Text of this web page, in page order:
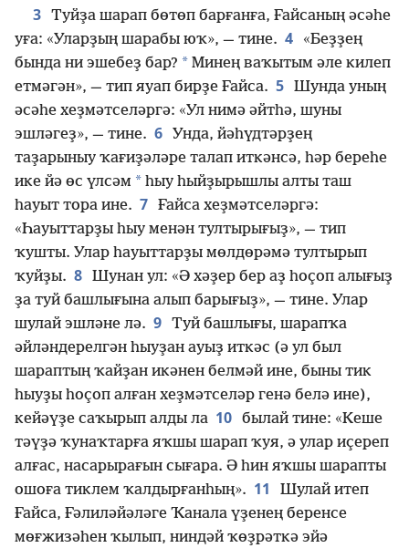
3 Туйҙа шарап бөтөп барғанға, Ғайсаның әсәһе
уға: «Уларҙың шарабы юҡ», — тине. 4
«Беҙҙең
бында ни эшебеҙ бар? * Минең ваҡытым әле килеп
етмәгән», — тип яуап бирҙе Ғайса. 5 Шунда уның
әсәһе хеҙмәтселәргә: «Ул нимә әйтһә, шуны
эшләгеҙ», — тине. 6
Унда, йәһүдтәрҙең
таҙарыныу ҡағиҙәләре талап иткәнсә, һәр береһе
ике йә өс үлсәм * һыу һыйҙырышлы алты таш
һауыт тора ине. 7 Ғайса хеҙмәтселәргә:
«Һауыттарҙы һыу менән тултырығыҙ», — тип
ҡушты. Улар һауыттарҙы мөлдөрәмә тултырып
ҡуйҙы. 8 Шунан ул: «Ә хәҙер бер аҙ һоҫоп алығыҙ
ҙа туй башлығына алып барығыҙ», — тине. Улар
шулай эшләне лә. 9 Туй башлығы, шарапҡа
әйләндерелгән һыуҙан ауыҙ иткәс (ә ул был
шараптың ҡайҙан икәнен белмәй ине, быны тик
һыуҙы һоҫоп алған хеҙмәтселәр генә белә ине),
кейәүҙе саҡырып алды ла 10 былай тине: «Кеше
тәүҙә ҡунаҡтарға яҡшы шарап ҡуя, ә улар иҫереп
алғас, насарырағын сығара. Ә һин яҡшы шарапты
ошоға тиклем ҡалдырғанһың». 11
Шулай итеп
Ғайса, Ғәлиләйәләге Ҡанала үҙенең беренсе
мөғжизәһен ҡылып, ниндәй ҡөҙрәткә эйә